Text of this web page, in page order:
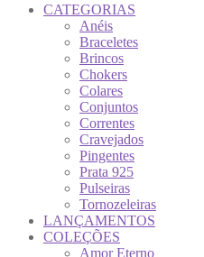
CATEGORIAS
Anéis
Braceletes
Brincos
Chokers
Colares
Conjuntos
Correntes
Cravejados
Pingentes
Prata 925
Pulseiras
Tornozeleiras
LANÇAMENTOS
COLEÇÕES
Amor Eterno